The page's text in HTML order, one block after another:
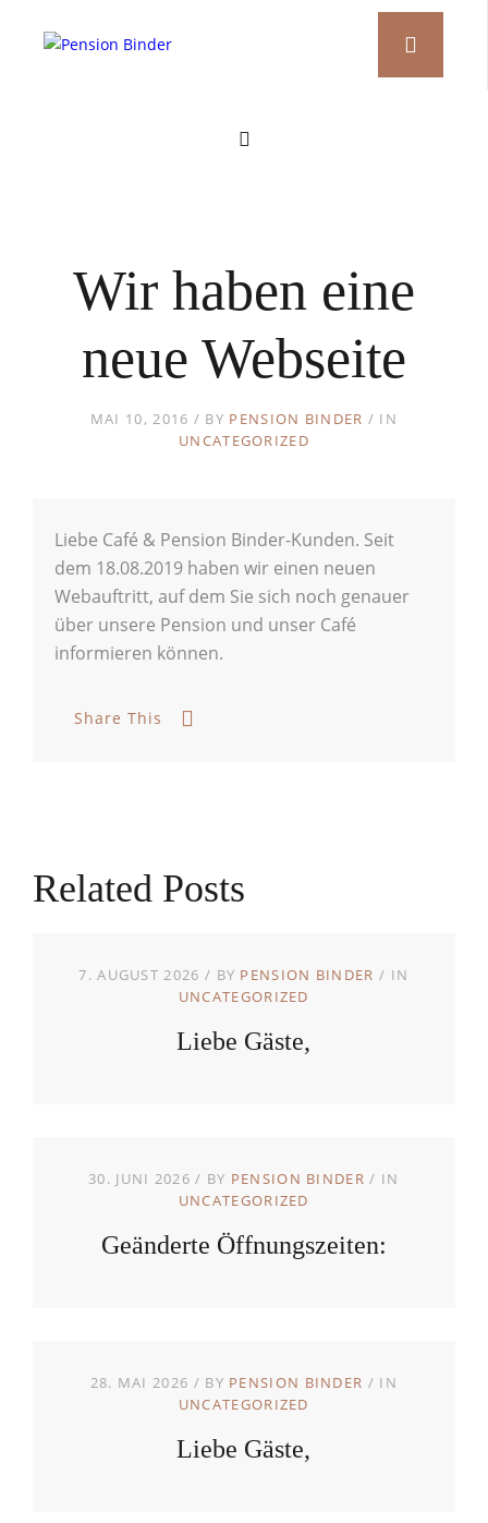
Wir haben eine
neue Webseite
MAI 10, 2016 BY PENSION BINDER
IN
UNCATEGORIZED
Liebe Café & Pension Binder-Kunden. Seit
dem 18.08.2019 haben wir einen neuen
Webauftritt, auf dem Sie sich noch genauer
über unsere Pension und unser Café
informieren können.
Share This
Related Posts
7. AUGUST 2026 BY PENSION BINDER
IN
UNCATEGORIZED
Liebe Gäste,
30. JUNI 2026 BY PENSION BINDER
IN
UNCATEGORIZED
Geänderte Öffnungszeiten:
28. MAI 2026 BY PENSION BINDER
IN
UNCATEGORIZED
Liebe Gäste,